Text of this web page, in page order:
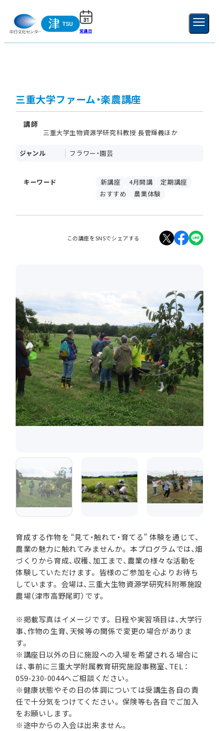
受講日 新規登録
三重大学ファーム・楽農講座
講師
三重大学生物資源学研究科教授 長菅輝義ほか
ジャンル フラワー・園芸
キーワード 新講座 4月開講
定期講座
おすすめ
農業体験
この講座をSNSでシェアする
育成する作物を “見て・触れて・育てる” 体験を通じて、
農業の魅力に触れてみませんか。本プログラムでは、畑
づくりから育成、収穫、加工まで、農業の様々な活動を
体験していただけます。皆様のご参加を心よりお待ち
しています。会場は、三重大生物資源学研究科附帯施設
農場（津市高野尾町）です。
※掲載写真はイメージです。日程や実習項目は、大学行
事、作物の生育、天候等の関係で変更の場合がありま
す。
※講座日以外の日に施設への入場を希望される場合に
は、事前に三重大学附属教育研究施設事務室、TEL：
059-230-0044へご相談ください。
※健康状態やその日の体調については受講生各自の責
任で十分気をつけてください。保険等も各自でご加入
をお願いします。
※途中からの入会は出来ません。